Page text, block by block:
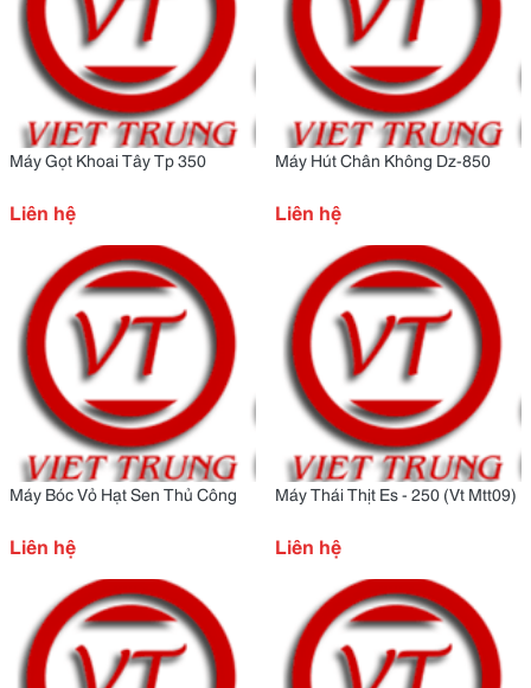
Máy Gọt Khoai Tây Tp 350
Liên hệ
Máy Hút Chân Không Dz-850
Liên hệ
Máy Bóc Vỏ Hạt Sen Thủ Công
Liên hệ
Máy Thái Thịt Es - 250 (Vt Mtt09)
Liên hệ